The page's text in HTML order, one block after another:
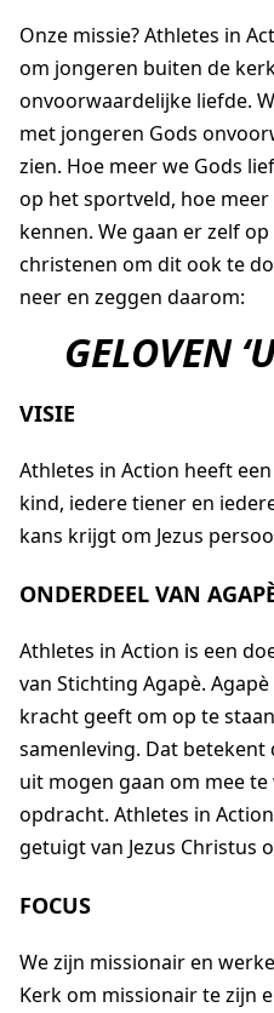
AGAPÈ
ATHLETES IN ACTION
CHURCH MOVEMENTS
Onze missie? Athletes in
om jongeren buiten de
onvoorwaardelijke liefde.
met jongeren Gods
zien. Hoe meer we Gods
op het sportveld, hoe meer
kennen. We gaan er zelf
christenen om dit ook te
neer en zeggen daarom:
GELOVEN
VISIE
Athletes in Action heeft
kind, iedere tiener en
kans krijgt om Jezus
ONDERDEEL VAN
Athletes in Action is een
van Stichting Agapè.
kracht geeft om op te
samenleving. Dat
uit mogen gaan om mee
opdracht. Athletes in
getuigt van Jezus Christus
FOCUS
We zijn missionair en
Kerk om missionair te zijn